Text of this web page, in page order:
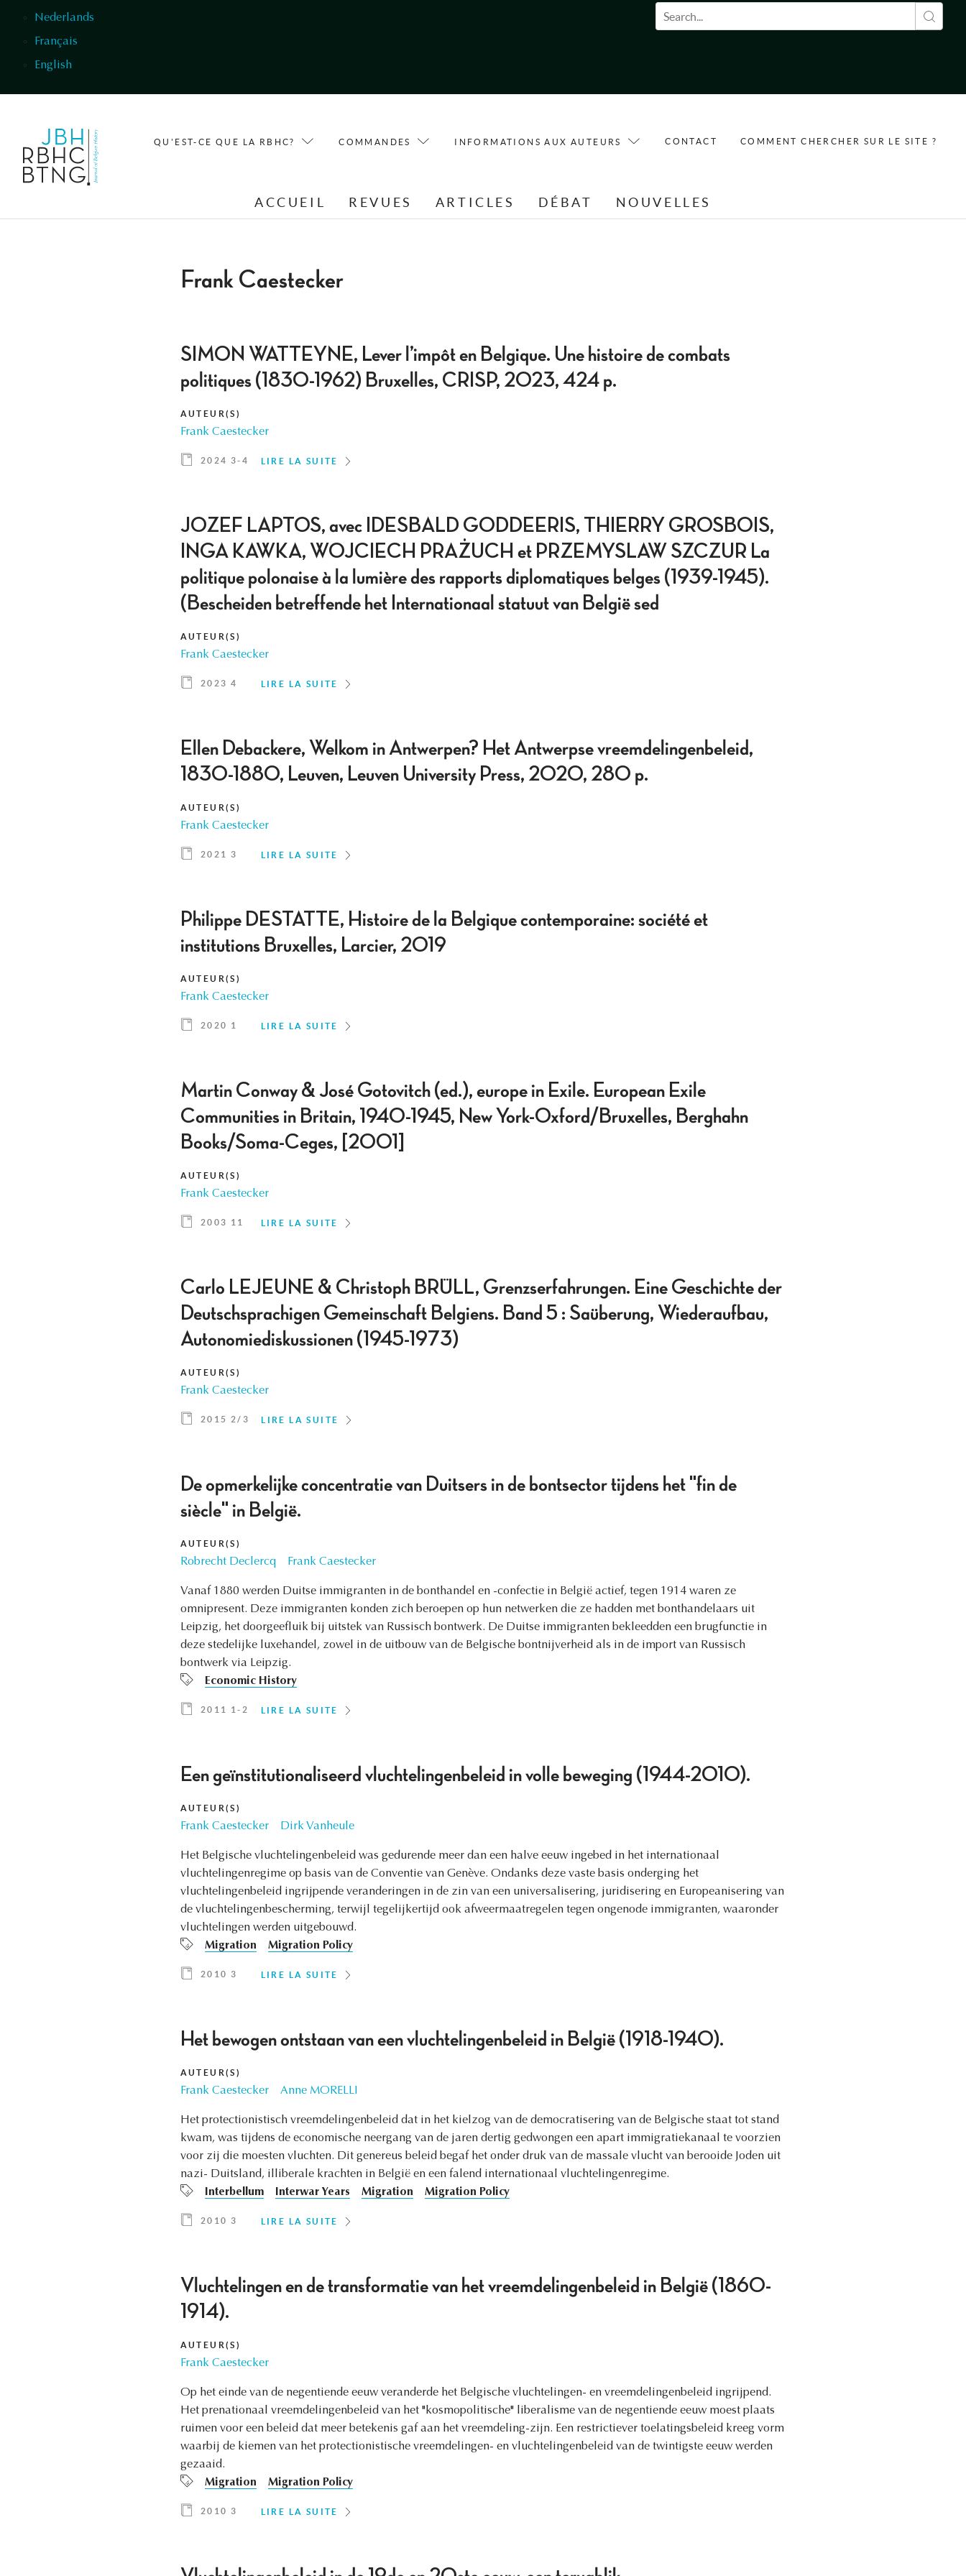
Nederlands
Français
English
Formulaire de recherche
QU'EST-CE QUE LA RBHC? COMMANDES INFORMATIONS AUX AUTEURS CONTACT COMMENT CHERCHER SUR LE SITE ?
ACCUEIL REVUES ARTICLES DÉBAT NOUVELLES
Frank Caestecker
SIMON WATTEYNE, Lever l’impôt en Belgique. Une histoire de combats
politiques (1830-1962) Bruxelles, CRISP, 2023, 424 p.
AUTEUR(S)
Frank Caestecker
2024 3-4 LIRE LA SUITE
JOZEF LAPTOS, avec IDESBALD GODDEERIS, THIERRY GROSBOIS,
INGA KAWKA, WOJCIECH PRAŻUCH et PRZEMYSLAW SZCZUR La
politique polonaise à la lumière des rapports diplomatiques belges (1939-1945).
(Bescheiden betreffende het Internationaal statuut van België sed
AUTEUR(S)
Frank Caestecker
2023 4 LIRE LA SUITE
Ellen Debackere, Welkom in Antwerpen? Het Antwerpse vreemdelingenbeleid,
1830-1880, Leuven, Leuven University Press, 2020, 280 p.
AUTEUR(S)
Frank Caestecker
2021 3 LIRE LA SUITE
Philippe DESTATTE, Histoire de la Belgique contemporaine: société et
institutions Bruxelles, Larcier, 2019
AUTEUR(S)
Frank Caestecker
2020 1 LIRE LA SUITE
Martin Conway & José Gotovitch (ed.), europe in Exile. European Exile
Communities in Britain, 1940-1945, New York-Oxford/Bruxelles, Berghahn
Books/Soma-Ceges, [2001]
AUTEUR(S)
Frank Caestecker
2003 11 LIRE LA SUITE
Carlo LEJEUNE & Christoph BRÜLL, Grenzserfahrungen. Eine Geschichte der
Deutschsprachigen Gemeinschaft Belgiens. Band 5 : Saüberung, Wiederaufbau,
Autonomiediskussionen (1945-1973)
AUTEUR(S)
Frank Caestecker
2015 2/3 LIRE LA SUITE
De opmerkelijke concentratie van Duitsers in de bontsector tijdens het "fin de
siècle" in België.
AUTEUR(S)
Robrecht Declercq Frank Caestecker
Vanaf 1880 werden Duitse immigranten in de bonthandel en -confectie in België actief, tegen 1914 waren ze
omnipresent. Deze immigranten konden zich beroepen op hun netwerken die ze hadden met bonthandelaars uit
Leipzig, het doorgeefluik bij uitstek van Russisch bontwerk. De Duitse immigranten bekleedden een brugfunctie in
deze stedelijke luxehandel, zowel in de uitbouw van de Belgische bontnijverheid als in de import van Russisch
bontwerk via Leipzig.
Economic History
2011 1-2 LIRE LA SUITE
Een geïnstitutionaliseerd vluchtelingenbeleid in volle beweging (1944-2010).
AUTEUR(S)
Frank Caestecker Dirk Vanheule
Het Belgische vluchtelingenbeleid was gedurende meer dan een halve eeuw ingebed in het internationaal
vluchtelingenregime op basis van de Conventie van Genève. Ondanks deze vaste basis onderging het
vluchtelingenbeleid ingrijpende veranderingen in de zin van een universalisering, juridisering en Europeanisering van
de vluchtelingenbescherming, terwijl tegelijkertijd ook afweermaatregelen tegen ongenode immigranten, waaronder
vluchtelingen werden uitgebouwd.
Migration
Migration Policy
2010 3 LIRE LA SUITE
Het bewogen ontstaan van een vluchtelingenbeleid in België (1918-1940).
AUTEUR(S)
Frank Caestecker Anne MORELLI
Het protectionistisch vreemdelingenbeleid dat in het kielzog van de democratisering van de Belgische staat tot stand
kwam, was tijdens de economische neergang van de jaren dertig gedwongen een apart immigratiekanaal te voorzien
voor zij die moesten vluchten. Dit genereus beleid begaf het onder druk van de massale vlucht van berooide Joden uit
nazi- Duitsland, illiberale krachten in België en een falend internationaal vluchtelingenregime.
Interbellum
Interwar Years Migration Migration Policy
2010 3 LIRE LA SUITE
Vluchtelingen en de transformatie van het vreemdelingenbeleid in België (1860-
1914).
AUTEUR(S)
Frank Caestecker
Op het einde van de negentiende eeuw veranderde het Belgische vluchtelingen- en vreemdelingenbeleid ingrijpend.
Het prenationaal vreemdelingenbeleid van het "kosmopolitische" liberalisme van de negentiende eeuw moest plaats
ruimen voor een beleid dat meer betekenis gaf aan het vreemdeling-zijn. Een restrictiever toelatingsbeleid kreeg vorm
waarbij de kiemen van het protectionistische vreemdelingen- en vluchtelingenbeleid van de twintigste eeuw werden
gezaaid.
Migration
Migration Policy
2010 3 LIRE LA SUITE